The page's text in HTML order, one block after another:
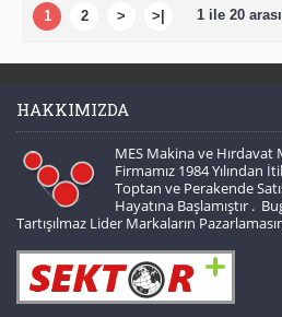
1 2 > >| 1 ile 20
HAKKIMIZDA
MES Makina ve
Firmamız 1984 Yılından
Toptan ve Perakende
Hayatına Başlamıştır .
Tartışılmaz Lider Markaların